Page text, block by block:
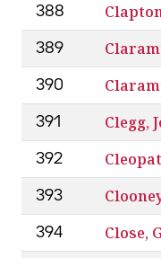
388
389
390
391 Clegg,
392
393
394 Close,